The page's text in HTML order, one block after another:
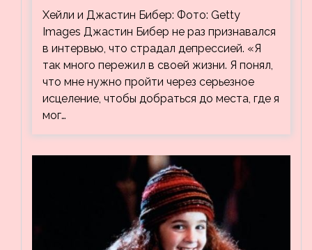
видео, на котором его успокаивает
Хейли
Хейли и Джастин Бибер: Фото: Getty
Images Джастин Бибер не раз признавался
в интервью, что страдал депрессией. «Я
так много пережил в своей жизни. Я понял,
что мне нужно пройти через серьезное
исцеление, чтобы добраться до места, где я
мог…